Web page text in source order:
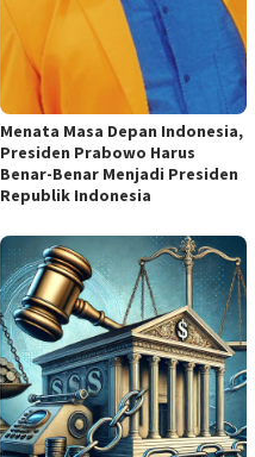
Menata Masa Depan Indonesia,
Presiden Prabowo Harus
Benar-Benar Menjadi Presiden
Republik Indonesia